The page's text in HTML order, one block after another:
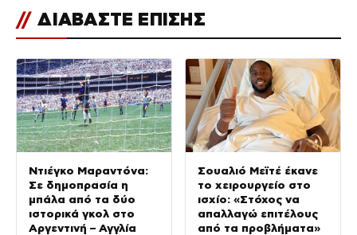
// ΔΙΑΒΑΣΤΕ ΕΠΙΣΗΣ
Ντιέγκο Μαραντόνα:
Σε δημοπρασία η
μπάλα από τα δύο
ιστορικά γκολ στο
Αργεντινή – Αγγλία
Σουαλιό Μεϊτέ έκανε
το χειρουργείο στο
ισχίο: «Στόχος να
απαλλαγώ επιτέλους
από τα προβλήματα»